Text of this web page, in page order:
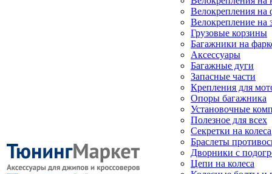
Велокрепления на
Велокрепление на
Грузовые корзины
Багажники на
Аксессуары
Багажные дуги
Запасные части
Крепления для
Опоры багажника
Установочные
Полезное для всех
Секретки на колеса
Браслеты
Дворники с
Цепи на колеса